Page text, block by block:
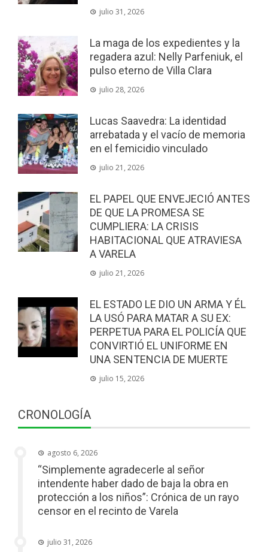
julio 31, 2026
La maga de los expedientes y la
regadera azul: Nelly Parfeniuk, el
pulso eterno de Villa Clara
julio 28, 2026
Lucas Saavedra: La identidad
arrebatada y el vacío de memoria
en el femicidio vinculado
julio 21, 2026
EL PAPEL QUE ENVEJECIÓ ANTES
DE QUE LA PROMESA SE
CUMPLIERA: LA CRISIS
HABITACIONAL QUE ATRAVIESA
A VARELA
julio 21, 2026
EL ESTADO LE DIO UN ARMA Y ÉL
LA USÓ PARA MATAR A SU EX:
PERPETUA PARA EL POLICÍA QUE
CONVIRTIÓ EL UNIFORME EN
UNA SENTENCIA DE MUERTE
julio 15, 2026
CRONOLOGÍA
agosto 6, 2026
“Simplemente agradecerle al señor
intendente haber dado de baja la obra en
protección a los niños”: Crónica de un rayo
censor en el recinto de Varela
julio 31, 2026